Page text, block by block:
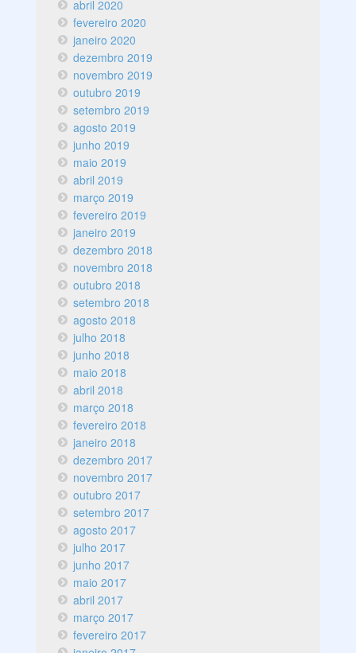
abril 2020
fevereiro 2020
janeiro 2020
dezembro 2019
novembro 2019
outubro 2019
setembro 2019
agosto 2019
junho 2019
maio 2019
abril 2019
março 2019
fevereiro 2019
janeiro 2019
dezembro 2018
novembro 2018
outubro 2018
setembro 2018
agosto 2018
julho 2018
junho 2018
maio 2018
abril 2018
março 2018
fevereiro 2018
janeiro 2018
dezembro 2017
novembro 2017
outubro 2017
setembro 2017
agosto 2017
julho 2017
junho 2017
maio 2017
abril 2017
março 2017
fevereiro 2017